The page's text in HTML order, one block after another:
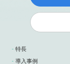
特長
導入事例